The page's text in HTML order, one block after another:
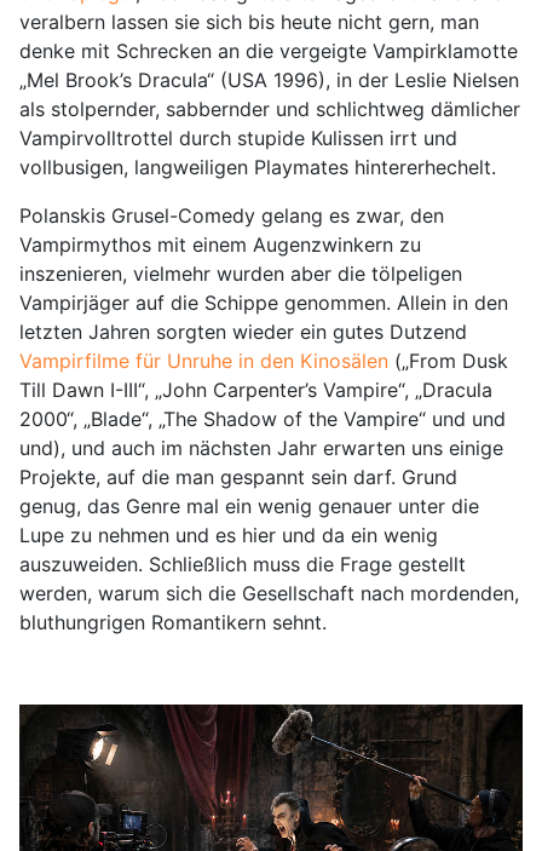
veralbern lassen sie sich bis heute nicht gern, man
denke mit Schrecken an die vergeigte Vampirklamotte
„Mel Brook’s Dracula“ (USA 1996), in der Leslie Nielsen
als stolpernder, sabbernder und schlichtweg dämlicher
Vampirvolltrottel durch stupide Kulissen irrt und
vollbusigen, langweiligen Playmates hintererhechelt.
Polanskis Grusel-Comedy gelang es zwar, den
Vampirmythos mit einem Augenzwinkern zu
inszenieren, vielmehr wurden aber die tölpeligen
Vampirjäger auf die Schippe genommen. Allein in den
letzten Jahren sorgten wieder ein gutes Dutzend
Vampirfilme für Unruhe in den Kinosälen („From Dusk
Till Dawn I-III“, „John Carpenter’s Vampire“, „Dracula
2000“, „Blade“, „The Shadow of the Vampire“ und und
und), und auch im nächsten Jahr erwarten uns einige
Projekte, auf die man gespannt sein darf. Grund
genug, das Genre mal ein wenig genauer unter die
Lupe zu nehmen und es hier und da ein wenig
auszuweiden. Schließlich muss die Frage gestellt
werden, warum sich die Gesellschaft nach mordenden,
bluthungrigen Romantikern sehnt.